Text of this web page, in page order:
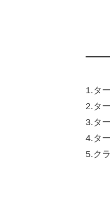
1.タ
2.タ
3.タ
4.タ
5.ク